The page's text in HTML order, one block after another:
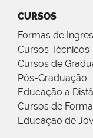
CURSOS
Formas de
Cursos Técnicos
Cursos de
Pós-Graduação
Educação a
Cursos de
Educação de